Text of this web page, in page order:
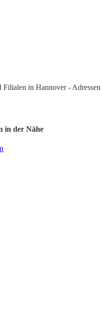
Filialen in Hannover - Adressen
in der Nähe